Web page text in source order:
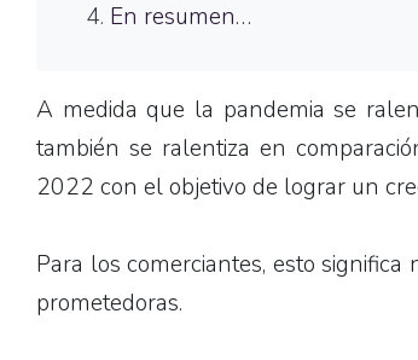
En resumen…
A medida que la pandemia se
también se ralentiza en
2022 con el objetivo de lograr un
Para los comerciantes, esto
prometedoras.